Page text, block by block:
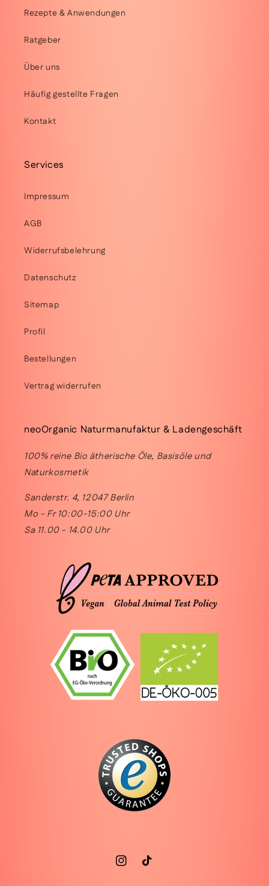
Rezepte & Anwendungen
Ratgeber
Über uns
Häufig gestellte Fragen
Kontakt
Services
Impressum
AGB
Widerrufsbelehrung
Datenschutz
Sitemap
Profil
Bestellungen
Vertrag widerrufen
neoOrganic Naturmanufaktur & Ladengeschäft
100% reine Bio ätherische Öle, Basisöle und
Naturkosmetik
Sanderstr. 4, 12047 Berlin
Mo - Fr 10:00-15:00 Uhr
Sa 11.00 - 14.00 Uhr
InstagramTikTok